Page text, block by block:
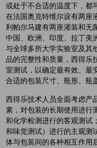
或处于不合适的温度下，都
在法国奥克特维尔设有两座
利帕尔马建有两座灌装和无
中国、欧洲、印度、拉丁美
与全球多所大学实验室及其
品的完整性和质量，西得乐
室测试，以确定最有效、最
合适的包装尺寸、瓶形、瓶
西得乐技术人员全面考虑产
素，对包装的长期使用进行
和化学检测进行的客观测试
和味觉测试）进行的主观测
体与包装间的各种相互作用